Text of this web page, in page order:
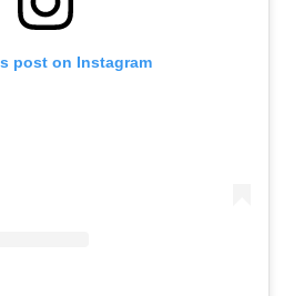
post on Instagram